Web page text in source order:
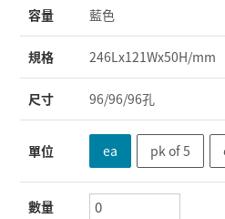
容量 藍色
規格 246Lx121Wx50H/mm
尺寸 96/96/96孔
單位 ea pk of 5
數量